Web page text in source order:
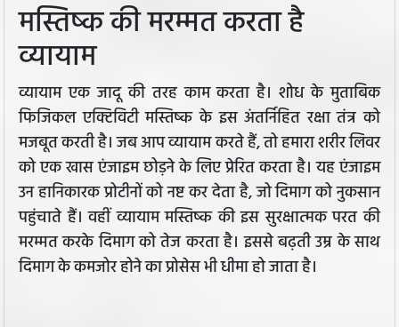
मस्तिष्क की मरम्मत करता है
व्यायाम
व्यायाम एक जादू की तरह काम करता है। शोध के मुताबिक
फिजिकल एक्टिविटी मस्तिष्क के इस अंतर्निहित रक्षा तंत्र को
मजबूत करती है। जब आप व्यायाम करते हैं, तो हमारा शरीर लिवर
को एक खास एंजाइम छोड़ने के लिए प्रेरित करता है। यह एंजाइम
उन हानिकारक प्रोटीनों को नष्ट कर देता है, जो दिमाग को नुकसान
पहुंचाते हैं। वहीं व्यायाम मस्तिष्क की इस सुरक्षात्मक परत की
मरम्मत करके दिमाग को तेज करता है। इससे बढ़ती उम्र के साथ
दिमाग के कमजोर होने का प्रोसेस भी धीमा हो जाता है।